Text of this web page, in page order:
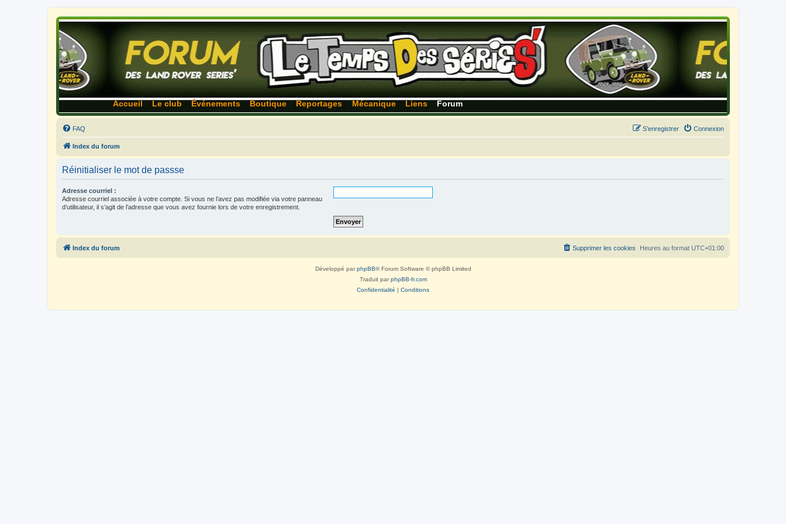
Accueil Le club Événements Boutique Reportages Mécanique Liens Forum
FAQ Connexion
S’enregistrer
Index du forum
Réinitialiser le mot de passse
Adresse courriel :
Adresse courriel associée à votre compte. Si vous ne l’avez pas modifiée via votre panneau
d’utilisateur, il s’agit de l’adresse que vous avez fournie lors de votre enregistrement.
Index du forum Heures au format UTC+01:00
Supprimer les cookies
Développé parphpBB® Forum Software © phpBB Limited
Traduit parphpBB-fr.com
Confidentialité | Conditions